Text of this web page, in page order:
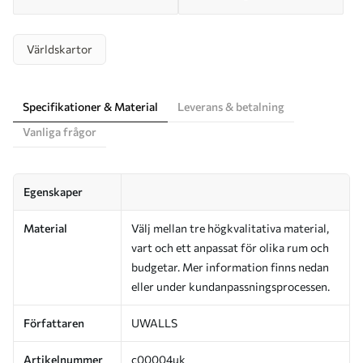
Världskartor
Specifikationer & Material
Leverans & betalning
Vanliga frågor
Egenskaper
Material
Välj mellan tre högkvalitativa material,
vart och ett anpassat för olika rum och
budgetar. Mer information finns nedan
eller under kundanpassningsprocessen.
Författaren UWALLS
Artikelnummer c00004uk